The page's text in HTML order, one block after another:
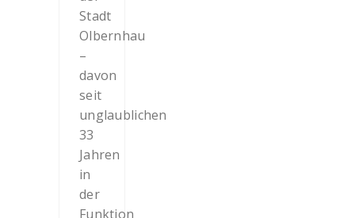
Stadt
Olbernhau
–
davon
seit
unglaublichen
33
Jahren
in
der
Funktion